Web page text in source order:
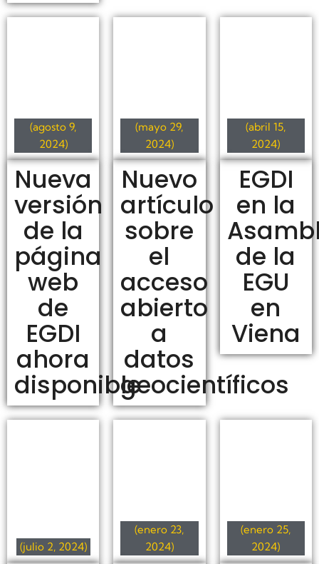
(agosto 9,
2024)
Nueva
versión
de la
página
web
de
EGDI
ahora
disponible
(mayo 29,
2024)
Nuevo
artículo
sobre
el
acceso
abierto
a
datos
geocientíficos
(abril 15,
2024)
EGDI
en la
de la
EGU
en
Viena
(julio 2, 2024)
(enero 23,
2024)
(enero 25,
2024)